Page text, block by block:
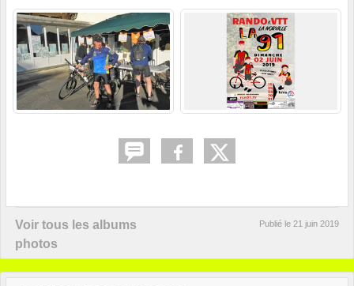
Voir tous les albums
photos
Publié le 21 juin 2019